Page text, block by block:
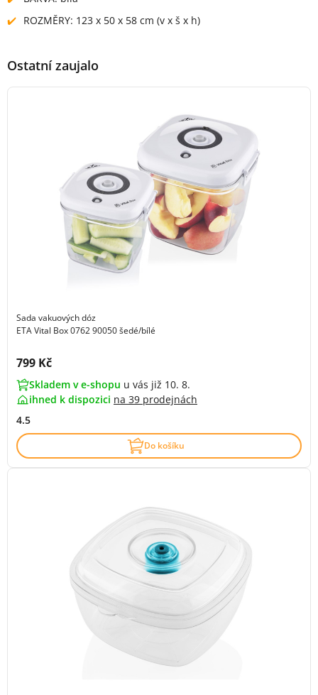
ROZMĚRY: 123 x 50 x 58 cm (v x š x h)
Ostatní zaujalo
Sada vakuových dóz
ETA Vital Box 0762 90050 šedé/bílé
Cena s DPH:
799 Kč
Skladem v e-shopu u vás již 10. 8.
ihned k dispozici na 39 prodejnách
4.5
Do košíku